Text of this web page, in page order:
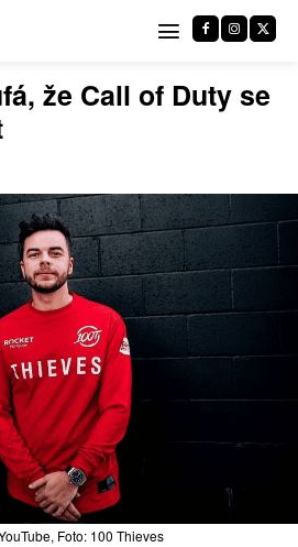
že Call of Duty se
Foto: 100 Thieves